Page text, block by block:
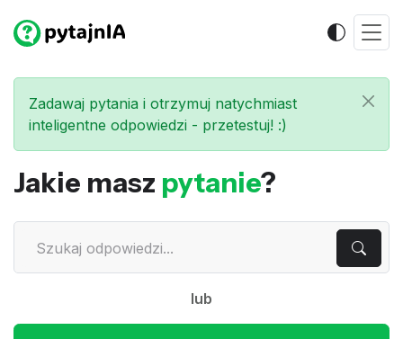
Zadawaj pytania i otrzymuj natychmiast
inteligentne odpowiedzi - przetestuj! :)
Jakie masz pytanie?
lub